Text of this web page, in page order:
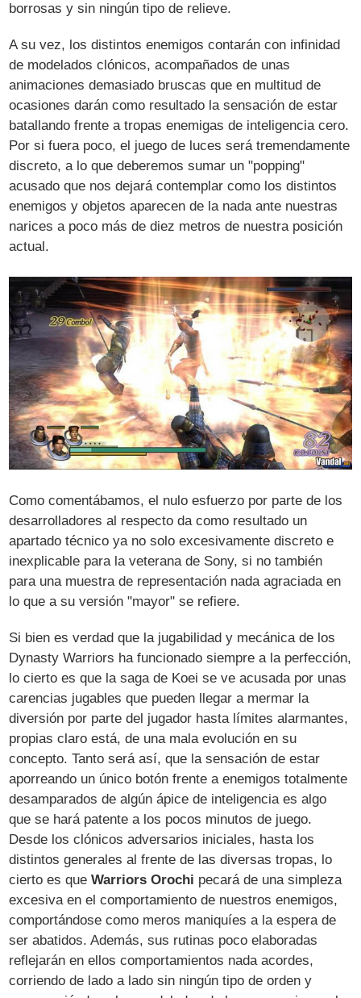
borrosas y sin ningún tipo de relieve.
A su vez, los distintos enemigos contarán con infinidad
de modelados clónicos, acompañados de unas
animaciones demasiado bruscas que en multitud de
ocasiones darán como resultado la sensación de estar
batallando frente a tropas enemigas de inteligencia cero.
Por si fuera poco, el juego de luces será tremendamente
discreto, a lo que deberemos sumar un "popping"
acusado que nos dejará contemplar como los distintos
enemigos y objetos aparecen de la nada ante nuestras
narices a poco más de diez metros de nuestra posición
actual.
Como comentábamos, el nulo esfuerzo por parte de los
desarrolladores al respecto da como resultado un
apartado técnico ya no solo excesivamente discreto e
inexplicable para la veterana de Sony, si no también
para una muestra de representación nada agraciada en
lo que a su versión "mayor" se refiere.
Si bien es verdad que la jugabilidad y mecánica de los
Dynasty Warriors ha funcionado siempre a la perfección,
lo cierto es que la saga de Koei se ve acusada por unas
carencias jugables que pueden llegar a mermar la
diversión por parte del jugador hasta límites alarmantes,
propias claro está, de una mala evolución en su
concepto. Tanto será así, que la sensación de estar
aporreando un único botón frente a enemigos totalmente
desamparados de algún ápice de inteligencia es algo
que se hará patente a los pocos minutos de juego.
Desde los clónicos adversarios iniciales, hasta los
distintos generales al frente de las diversas tropas, lo
cierto es queWarriors Orochi pecará de una simpleza
excesiva en el comportamiento de nuestros enemigos,
comportándose como meros maniquíes a la espera de
ser abatidos. Además, sus rutinas poco elaboradas
reflejarán en ellos comportamientos nada acordes,
corriendo de lado a lado sin ningún tipo de orden y